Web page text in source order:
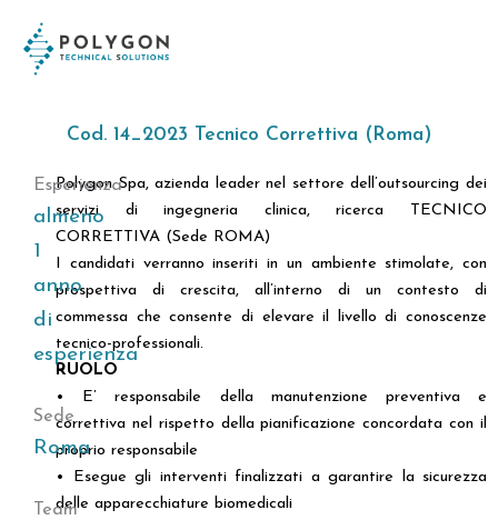
contenuto
Cod. 14_2023 Tecnico Correttiva (Roma)
Polygon Spa, azienda leader nel settore dell’outsourcing dei
servizi di ingegneria clinica, ricerca TECNICO
CORRETTIVA (Sede ROMA)
I candidati verranno inseriti in un ambiente stimolate, con
prospettiva di crescita, all’interno di un contesto di
commessa che consente di elevare il livello di conoscenze
tecnico-professionali.
RUOLO
• E’ responsabile della manutenzione preventiva e
correttiva nel rispetto della pianificazione concordata con il
proprio responsabile
• Esegue gli interventi finalizzati a garantire la sicurezza
delle apparecchiature biomedicali
Esperienza
almeno
1
anno
di
esperienza
Sede
Roma
Team